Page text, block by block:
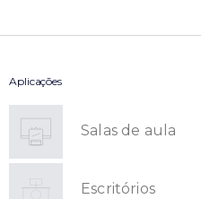
Aplicações
Salas de aula
Escritórios